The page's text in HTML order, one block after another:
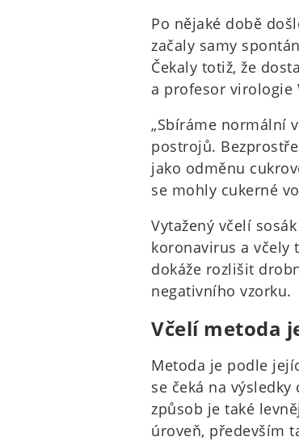
Po nějaké době
začaly samy
Čekaly totiž, že
a profesor virologie
„Sbíráme normální
postrojů.
jako odměnu
se mohly cukerné
Vytažený včelí
koronavirus a včely
dokáže rozlišit
negativního vzorku.
Včelí metoda
Metoda je podle
se čeká na
způsob je také
úroveň, především